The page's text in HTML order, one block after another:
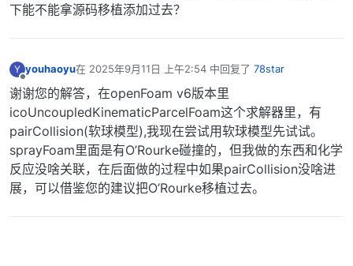
下能不能拿源码移植添加过去？
Y youhaoyu在 2025年9月11日 上午2:54 中回复了 78star
最后由 编辑
谢谢您的解答，在openFoam v6版本里
icoUncoupledKinematicParcelFoam这个求解器里，有
pairCollision(软球模型),我现在尝试用软球模型先试试。
sprayFoam里面是有O’Rourke碰撞的，但我做的东西和化学
反应没啥关联，在后面做的过程中如果pairCollision没啥进
展，可以借鉴您的建议把O’Rourke移植过去。